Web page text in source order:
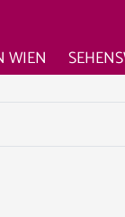
WIEN